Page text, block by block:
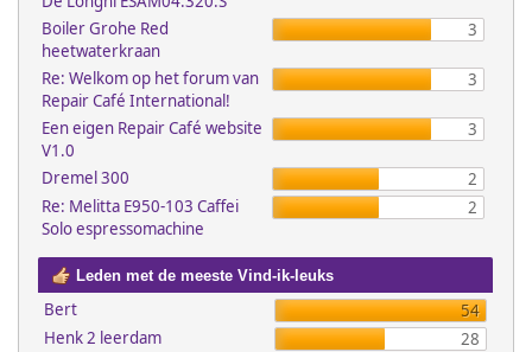
Boiler Grohe Red
heetwaterkraan
3
Re: Welkom op het forum van
Repair Café International!
3
Een eigen Repair Café website
V1.0
3
Dremel 300
2
Re: Melitta E950-103 Caffei
Solo espressomachine
2
Leden met de meeste Vind-ik-leuks
Bert
54
Henk 2 leerdam
28